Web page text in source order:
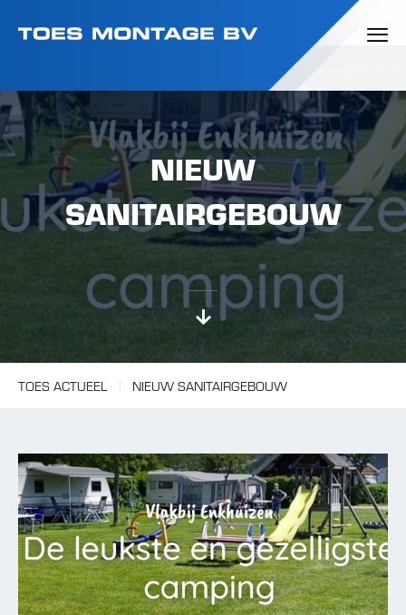
NIEUW
SANITAIRGEBOUW
TOES ACTUEEL NIEUW SANITAIRGEBOUW